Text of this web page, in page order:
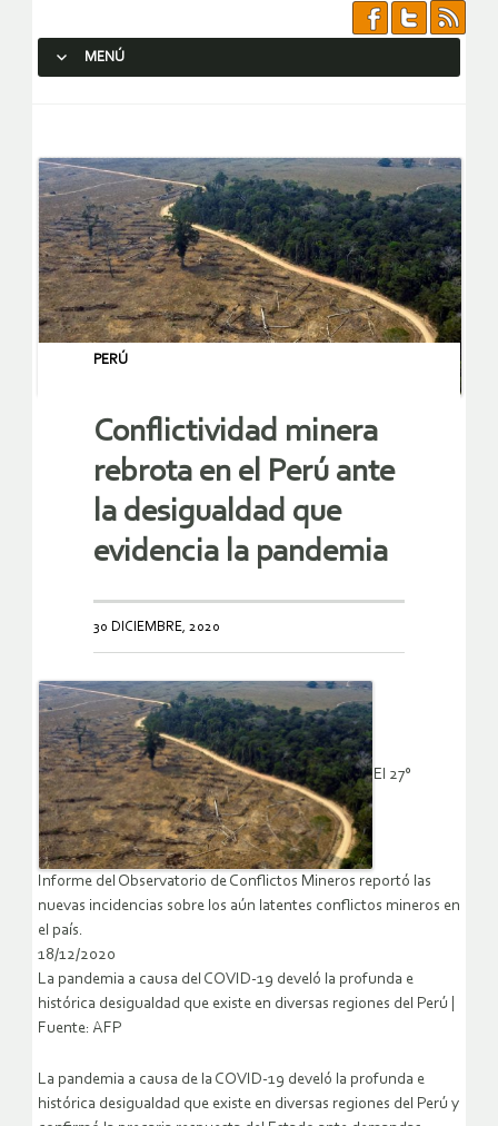
MENÚ
PERÚ
Conflictividad minera
rebrota en el Perú ante
la desigualdad que
evidencia la pandemia
30 DICIEMBRE, 2020
El 27°
Informe del Observatorio de Conflictos Mineros reportó las
nuevas incidencias sobre los aún latentes conflictos mineros en
el país.
18/12/2020
La pandemia a causa del COVID-19 develó la profunda e
histórica desigualdad que existe en diversas regiones del Perú |
Fuente: AFP
La pandemia a causa de la COVID-19 develó la profunda e
histórica desigualdad que existe en diversas regiones del Perú y